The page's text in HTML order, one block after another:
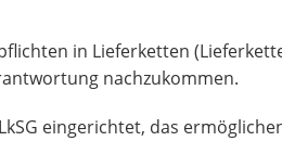
in Lieferketten
nachzukommen.
eingerichtet, das